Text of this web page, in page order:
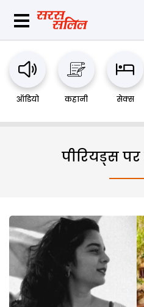
ऑडियो कहानी सेक्स
पीरियड्स